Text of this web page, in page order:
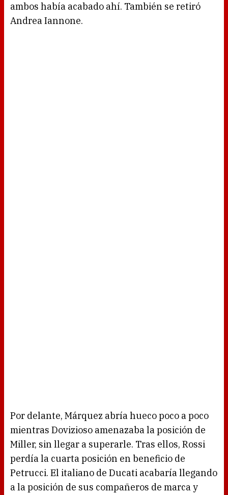
ambos había acabado ahí. También se retiró
Andrea Iannone.
Por delante, Márquez abría hueco poco a poco
mientras Dovizioso amenazaba la posición de
Miller, sin llegar a superarle. Tras ellos, Rossi
perdía la cuarta posición en beneficio de
Petrucci. El italiano de Ducati acabaría llegando
a la posición de sus compañeros de marca y